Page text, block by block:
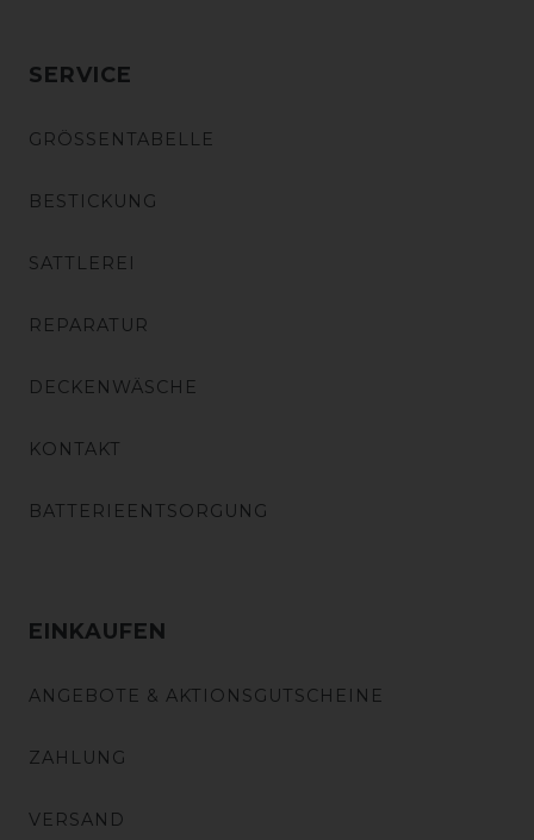
SERVICE
GRÖSSENTABELLE
BESTICKUNG
SATTLEREI
REPARATUR
DECKENWÄSCHE
KONTAKT
BATTERIEENTSORGUNG
EINKAUFEN
ANGEBOTE & AKTIONSGUTSCHEINE
ZAHLUNG
VERSAND